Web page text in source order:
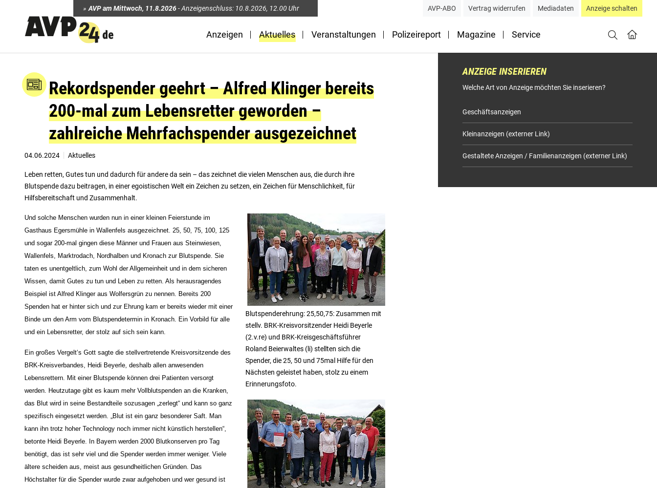
AVP am Mittwoch, 11.8.2026-Anzeigenschluss: 10.8.2026, 12.00 Uhr AVP-ABO Vertrag widerrufen Mediadaten Anzeige schalten
Anzeigen Aktuelles Veranstaltungen Polizeireport Magazine Service
Rekordspender geehrt – Alfred Klinger bereits
200-mal zum Lebensretter geworden –
zahlreiche Mehrfachspender ausgezeichnet
04.06.2024 Aktuelles
Leben retten, Gutes tun und dadurch für andere da sein – das zeichnet die vielen Menschen aus, die durch ihre
Blutspende dazu beitragen, in einer egoistischen Welt ein Zeichen zu setzen, ein Zeichen für Menschlichkeit, für
Hilfsbereitschaft und Zusammenhalt.
Und solche Menschen wurden nun in einer kleinen Feierstunde im
Gasthaus Egersmühle in Wallenfels ausgezeichnet. 25, 50, 75, 100, 125
und sogar 200-mal gingen diese Männer und Frauen aus Steinwiesen,
Wallenfels, Marktrodach, Nordhalben und Kronach zur Blutspende. Sie
taten es unentgeltlich, zum Wohl der Allgemeinheit und in dem sicheren
Wissen, damit Gutes zu tun und Leben zu retten. Als herausragendes
Beispiel ist Alfred Klinger aus Wolfersgrün zu nennen. Bereits 200
Spenden hat er hinter sich und zur Ehrung kam er bereits wieder mit einer
Binde um den Arm vom Blutspendetermin in Kronach. Ein Vorbild für alle
und ein Lebensretter, der stolz auf sich sein kann.
Ein großes Vergelt‘s Gott sagte die stellvertretende Kreisvorsitzende des
BRK-Kreisverbandes, Heidi Beyerle, deshalb allen anwesenden
Lebensrettern. Mit einer Blutspende können drei Patienten versorgt
werden. Heutzutage gibt es kaum mehr Vollblutspenden an die Kranken,
das Blut wird in seine Bestandteile sozusagen „zerlegt“ und kann so ganz
spezifisch eingesetzt werden. „Blut ist ein ganz besonderer Saft. Man
kann ihn trotz hoher Technology noch immer nicht künstlich herstellen“,
betonte Heidi Beyerle. In Bayern werden 2000 Blutkonserven pro Tag
benötigt, das ist sehr viel und die Spender werden immer weniger. Viele
ältere scheiden aus, meist aus gesundheitlichen Gründen. Das
Höchstalter für die Spender wurde zwar aufgehoben und wer gesund ist
Blutspenderehrung: 25,50,75: Zusammen mit
stellv. BRK-Kreisvorsitzender Heidi Beyerle
(2.v.re) und BRK-Kreisgeschäftsführer
Roland Beierwaltes (li) stellten sich die
Spender, die 25, 50 und 75mal Hilfe für den
Nächsten geleistet haben, stolz zu einem
Erinnerungsfoto.
ANZEIGE INSERIEREN
Welche Art von Anzeige möchten Sie inserieren?
Geschäftsanzeigen
Kleinanzeigen (externer Link)
Gestaltete Anzeigen / Familienanzeigen (externer Link)